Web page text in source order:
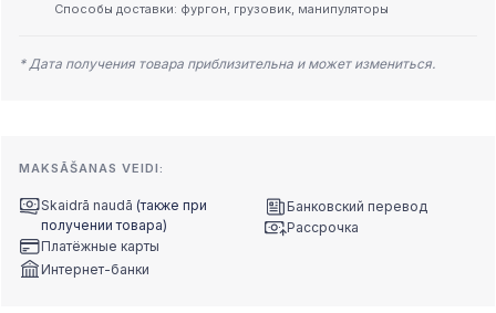
Способы доставки: фургон, грузовик, манипуляторы
* Дата получения товара приблизительна и может измениться.
MAKSĀŠANAS VEIDI:
Skaidrā naudā (также при
получении товара)
Платёжные карты
Интернет-банки
Банковский перевод
Рассрочка